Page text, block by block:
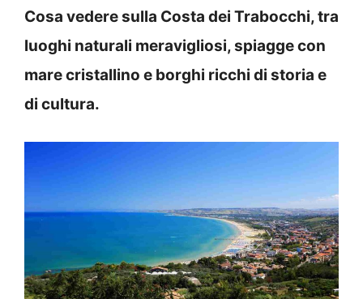
Cosa vedere sulla Costa dei Trabocchi, tra
luoghi naturali meravigliosi, spiagge con
mare cristallino e borghi ricchi di storia e
di cultura.